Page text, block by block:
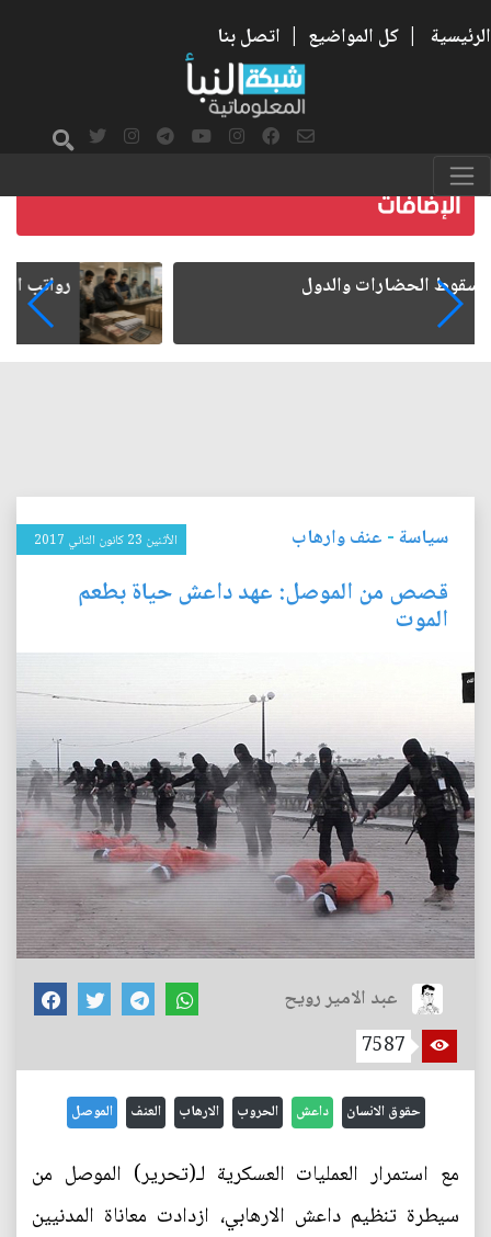
الرئيسية | كل المواضيع | اتصل بنا
رواتب الموظفين على صفيح ساخن
سياسة- عنف وارهاب الأثنين 23 كانون الثاني 2017
قصص من الموصل: عهد داعش حياة بطعم
الموت
عبد الامير رويح
7587
حقوق الانسان داعش الحروب الارهاب العنف الموصل
مع استمرار العمليات العسكرية لـ(تحرير) الموصل من
سيطرة تنظيم داعش الارهابي، ازدادت معاناة المدنيين